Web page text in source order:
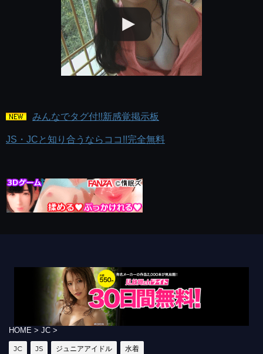
みんなでタグ付!!新感覚掲示板
JS・JCと知り合うならココ!!完全無料
HOME > JC >
JC JS ジュニアアイドル 水着